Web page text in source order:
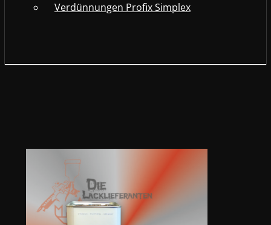
Verdünnungen Profix Simplex